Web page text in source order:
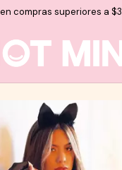
compras superiores a